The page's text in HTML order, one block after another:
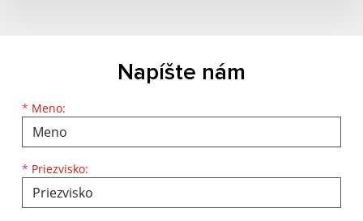
Napíšte nám
* Meno:
Meno
* Priezvisko:
Priezvisko
E-mailová adresa